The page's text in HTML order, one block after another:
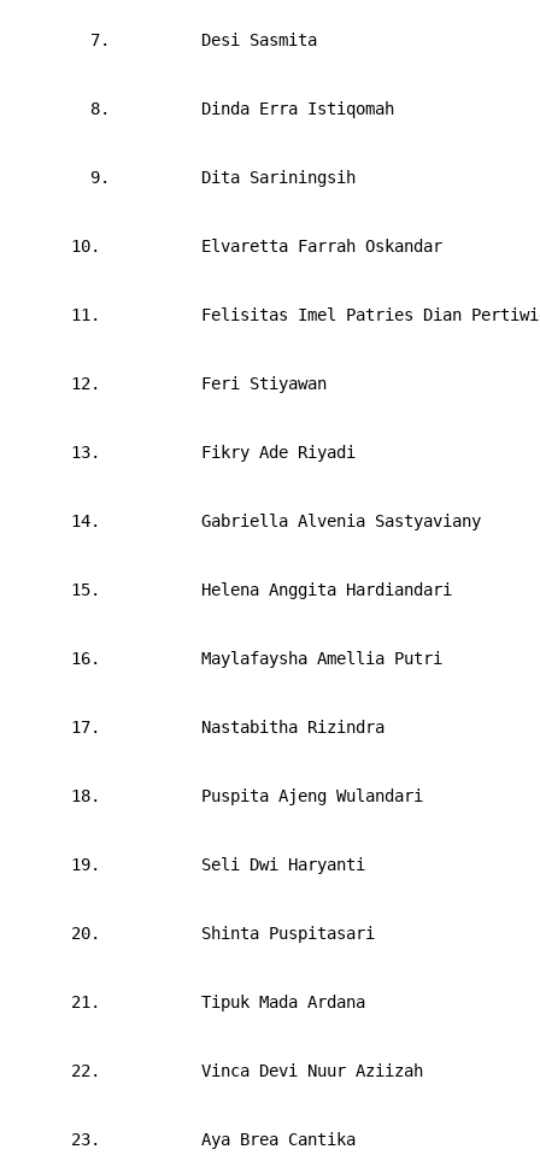
7. Desi Sasmita
8. Dinda Erra Istiqomah
9. Dita Sariningsih
10. Elvaretta Farrah Oskandar
11. Felisitas Imel Patries Dian
12. Feri Stiyawan
13. Fikry Ade Riyadi
14. Gabriella Alvenia Sastyaviany
15. Helena Anggita Hardiandari
16. Maylafaysha Amellia Putri
17. Nastabitha Rizindra
18. Puspita Ajeng Wulandari
19. Seli Dwi Haryanti
20. Shinta Puspitasari
21. Tipuk Mada Ardana
22. Vinca Devi Nuur Aziizah
23. Aya Brea Cantika